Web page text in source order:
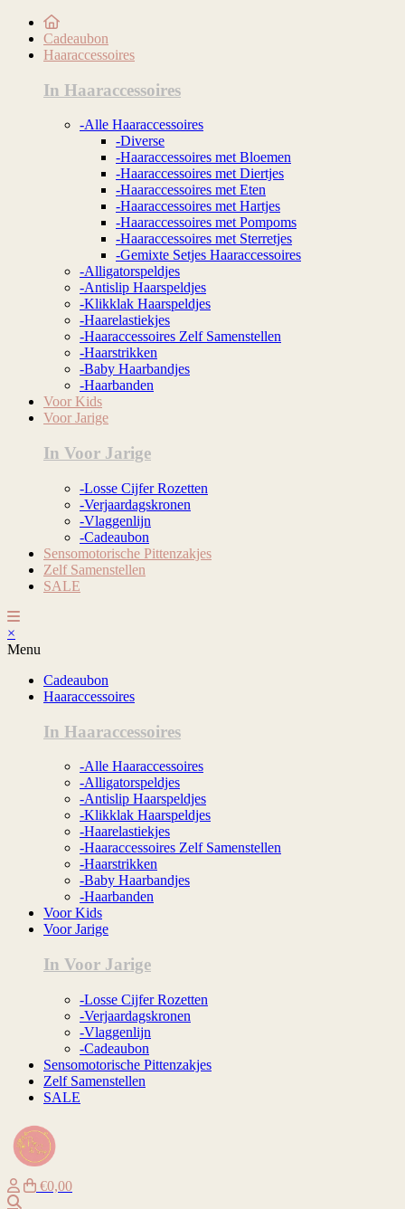
Cadeaubon
Haaraccessoires
In Haaraccessoires
-Alle Haaraccessoires
-Diverse
-Haaraccessoires met Bloemen
-Haaraccessoires met Diertjes
-Haaraccessoires met Eten
-Haaraccessoires met Hartjes
-Haaraccessoires met Pompoms
-Haaraccessoires met Sterretjes
-Gemixte Setjes Haaraccessoires
-Alligatorspeldjes
-Antislip Haarspeldjes
-Klikklak Haarspeldjes
-Haarelastiekjes
-Haaraccessoires Zelf Samenstellen
-Haarstrikken
-Baby Haarbandjes
-Haarbanden
Voor Kids
Voor Jarige
In Voor Jarige
-Losse Cijfer Rozetten
-Verjaardagskronen
-Vlaggenlijn
-Cadeaubon
Sensomotorische Pittenzakjes
Zelf Samenstellen
SALE
×
Menu
Cadeaubon
Haaraccessoires
In Haaraccessoires
-Alle Haaraccessoires
-Alligatorspeldjes
-Antislip Haarspeldjes
-Klikklak Haarspeldjes
-Haarelastiekjes
-Haaraccessoires Zelf Samenstellen
-Haarstrikken
-Baby Haarbandjes
-Haarbanden
Voor Kids
Voor Jarige
In Voor Jarige
-Losse Cijfer Rozetten
-Verjaardagskronen
-Vlaggenlijn
-Cadeaubon
Sensomotorische Pittenzakjes
Zelf Samenstellen
SALE
€0,00